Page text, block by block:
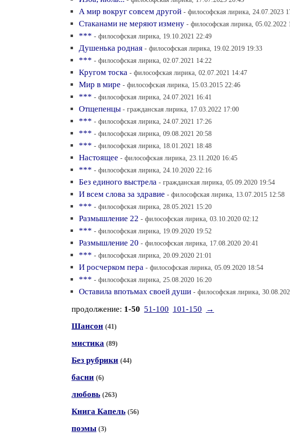
А мир вокруг совсем другой - философская лирика, 24.07.2023
Стаканами не меряют измену - философская лирика, 05.02.2022
*** - философская лирика, 19.10.2021 22:49
Душенька родная - философская лирика, 19.02.2019 19:33
*** - философская лирика, 02.07.2021 14:22
Кругом тоска - философская лирика, 02.07.2021 14:47
Мир в мире - философская лирика, 15.03.2015 22:46
*** - философская лирика, 24.07.2021 16:41
Отщепенцы - гражданская лирика, 17.03.2022 17:00
*** - философская лирика, 24.07.2021 17:26
*** - философская лирика, 09.08.2021 20:58
*** - философская лирика, 18.01.2021 18:48
Настоящее - философская лирика, 23.11.2020 16:45
*** - философская лирика, 24.10.2020 22:16
Без единого выстрела - гражданская лирика, 05.09.2020 19:54
И всем слова за здравие - философская лирика, 13.07.2015 12:58
*** - философская лирика, 28.05.2021 15:20
Размышление 22 - философская лирика, 03.10.2020 02:12
*** - философская лирика, 19.09.2020 19:52
Размышление 20 - философская лирика, 17.08.2020 20:41
*** - философская лирика, 20.09.2020 21:01
И росчерком пера - философская лирика, 05.09.2020 18:54
*** - философская лирика, 25.08.2020 16:20
Оставила впотьмах своей души - философская лирика,
продолжение: 1-50 51-100 101-150
→
Шансон (41)
мистика (89)
Без рубрики (44)
басни (6)
любовь (263)
Книга Капель (56)
поэмы (3)